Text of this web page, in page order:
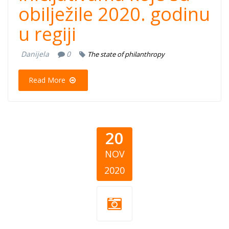
obilježile 2020. godinu
u regiji
Danijela 0 The state of philanthropy
Read More
20
NOV
2020